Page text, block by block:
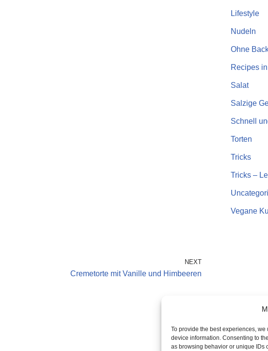
To provide the best experiences,
device information. Consenting to
as browsing behavior or unique IDs
NEXT
Cremetorte mit Vanille und Himbeeren
Lifestyle
Nudeln
Ohne
Recipes
Salat
Salzige
Schnell
Torten
Tricks
Tricks –
Vegane